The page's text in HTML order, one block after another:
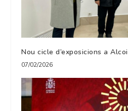
Nou cicle d’exposicions a Alcoi
07/02/2026